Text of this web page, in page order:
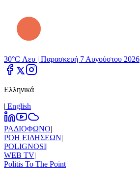
30°C Λευ | Παρασκευή 7 Αυγούστου 2026
Ελληνικά
| Εnglish
ΡΑΔΙΟΦΩΝΟ|
ΡΟΗ ΕΙΔΗΣΕΩΝ|
POLIGNOSI|
WEB TV|
Politis To The Point